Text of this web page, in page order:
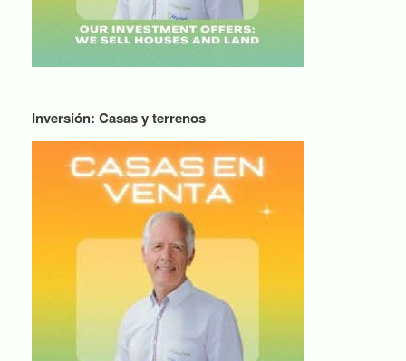
Inversión: Casas y terrenos